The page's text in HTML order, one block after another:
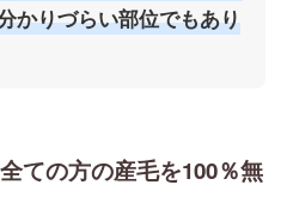
かりづらい部位でもあり
ての方の産毛を100％無